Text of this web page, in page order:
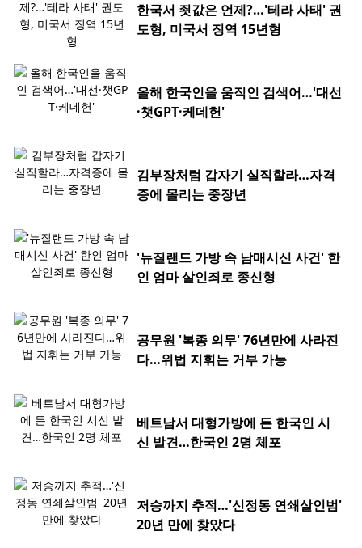
한국서 죗값은 언제?…'테라 사태' 권
도형, 미국서 징역 15년형
올해 한국인을 움직인 검색어…'대선
·챗GPT·케데헌'
김부장처럼 갑자기 실직할라…자격
증에 몰리는 중장년
'뉴질랜드 가방 속 남매시신 사건' 한
인 엄마 살인죄로 종신형
공무원 '복종 의무' 76년만에 사라진
다…위법 지휘는 거부 가능
베트남서 대형가방에 든 한국인 시
신 발견…한국인 2명 체포
저승까지 추적…'신정동 연쇄살인범'
20년 만에 찾았다